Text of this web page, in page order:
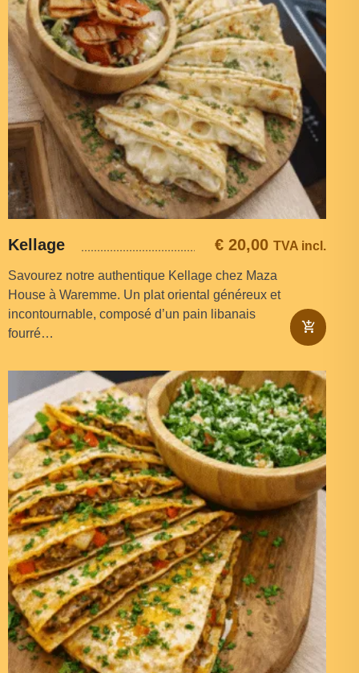
Kellage €20,00 TVA incl.
Savourez notre authentique Kellage chez Maza
House à Waremme. Un plat oriental généreux et
incontournable, composé d’un pain libanais
fourré…